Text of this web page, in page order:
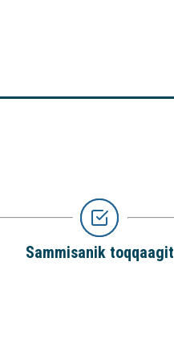
Sammisanik toqqaagit